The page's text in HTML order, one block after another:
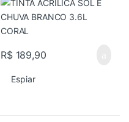
R$189,90
Espiar